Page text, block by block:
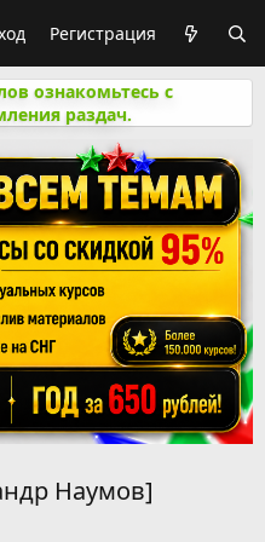
Регистрация
ознакомьтесь с
раздач.
Наумов]